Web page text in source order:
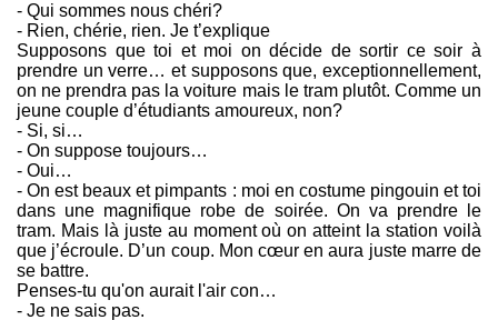
- Qui sommes nous chéri?
- Rien, chérie, rien. Je t’explique
Supposons que toi et moi on décide de sortir ce soir à
prendre un verre… et supposons que, exceptionnellement,
on ne prendra pas la voiture mais le tram plutôt. Comme un
jeune couple d’étudiants amoureux, non?
- Si, si…
- On suppose toujours…
- Oui…
- On est beaux et pimpants : moi en costume pingouin et toi
dans une magnifique robe de soirée. On va prendre le
tram. Mais là juste au moment où on atteint la station voilà
que j’écroule. D’un coup. Mon cœur en aura juste marre de
se battre.
Penses-tu qu'on aurait l'air con…
- Je ne sais pas.